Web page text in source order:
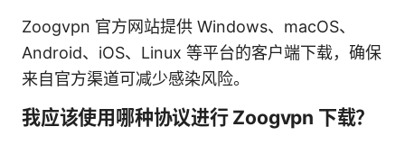
Zoogvpn 官方网站提供 Windows、macOS、
Android、iOS、Linux 等平台的客户端下载，确保
来自官方渠道可减少感染风险。
我应该使用哪种协议进行 Zoogvpn 下载？